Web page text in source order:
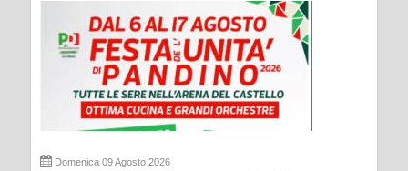
Domenica 09 Agosto 2026